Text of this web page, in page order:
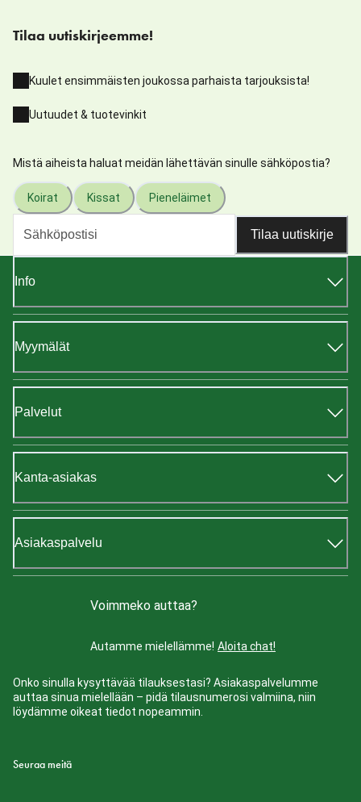
Tilaa uutiskirjeemme!
Kuulet ensimmäisten joukossa parhaista tarjouksista!
Uutuudet & tuotevinkit
Mistä aiheista haluat meidän lähettävän sinulle sähköpostia?
Koirat Kissat Pieneläimet
Tilaa uutiskirje
Info
Myymälät
Palvelut
Kanta-asiakas
Asiakaspalvelu
Voimmeko auttaa?
Autamme mielellämme! Aloita chat!
Onko sinulla kysyttävää tilauksestasi? Asiakaspalvelumme
auttaa sinua mielellään – pidä tilausnumerosi valmiina, niin
löydämme oikeat tiedot nopeammin.
Seuraa meitä